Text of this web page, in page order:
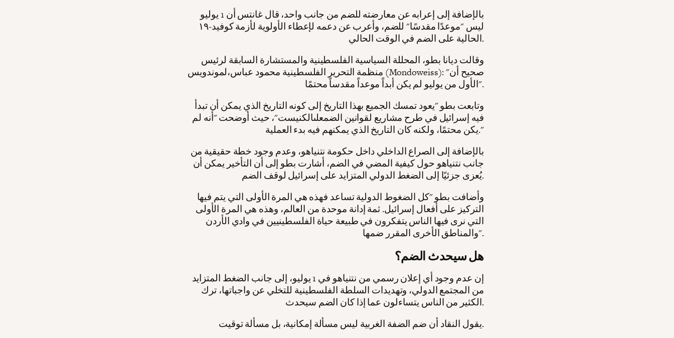
بالإضافة إلى إعرابه عن معارضته للضم من جانب واحد، قال غانتس أن 1 يوليو
ليس "موعدًا مقدسًا" للضم، وأعرب عن دعمه لإعطاء الأولوية لأزمة كوفيد-١٩
الحالية على الضم في الوقت الحالي.
وقالت ديانا بطو، المحللة السياسية الفلسطينية والمستشارة السابقة لرئيس
منظمة التحرير الفلسطينية محمود عباس،لموندويس (Mondoweiss): "صحيح أن
الأول من يوليو لم يكن أبداً موعداً مقدساً محتمًا".
وتابعت بطو "يعود تمسك الجميع بهذا التاريخ إلى كونه التاريخ الذي يمكن أن تبدأ
فيه إسرائيل في طرح مشاريع لقوانين الضمعلىالكنيست"، حيث أوضحت "أنه لم
يكن محتمًا، ولكنه كان التاريخ الذي يمكنهم فيه بدء العملية."
بالإضافة إلى الصراع الداخلي داخل حكومة نتنياهو، وعدم وجود خطة حقيقية من
جانب نتنياهو حول كيفية المضي في الضم، أشارت بطو إلى أن التأخير يمكن أن
يُعزى جزئيًا إلى الضغط الدولي المتزايد على إسرائيل لوقف الضم.
وأضافت بطو "كل الضغوط الدولية تساعد فهذه هي المرة الأولى التي يتم فيها
التركيز على أفعال إسرائيل. ثمة إدانة موحدة من العالم، وهذه هي المرة الأولى
التي نرى فيها الناس يتفكرون في طبيعة حياة الفلسطينيين في وادي الأردن
والمناطق الأخرى المقرر ضمها".
هل سيحدث الضم؟
إن عدم وجود أي إعلان رسمي من نتنياهو في 1 يوليو، إلى جانب الضغط المتزايد
من المجتمع الدولي، وتهديدات السلطة الفلسطينية للتخلي عن واجباتها، ترك
الكثير من الناس يتساءلون عما إذا كان الضم سيحدث.
يقول النقاد أن ضم الضفة الغربية ليس مسألة إمكانية، بل مسألة توقيت.